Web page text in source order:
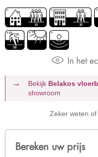
In het
Bekijk Belakos
showroom
Zeker weten
Bereken uw prijs